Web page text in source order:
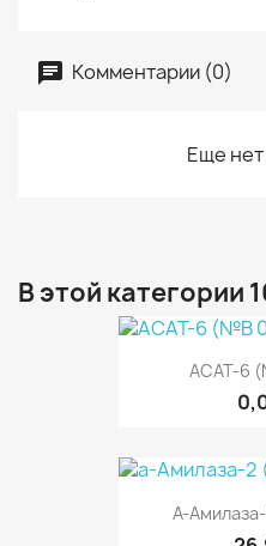
Комментарии (0)
Еще нет
В этой категории
АСАТ-6
A-